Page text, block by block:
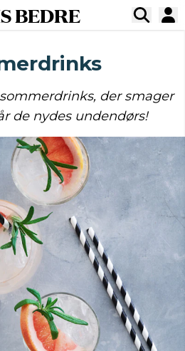
BEDRE
der smager
de nydes undendørs!